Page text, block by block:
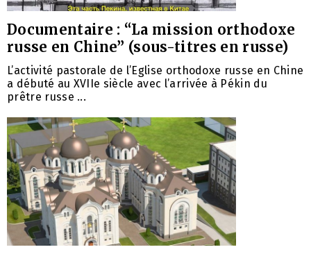
Documentaire : “La mission orthodoxe
russe en Chine” (sous-titres en russe)
L’activité pastorale de l’Eglise orthodoxe russe en Chine
a débuté au XVIIe siècle avec l’arrivée à Pékin du
prêtre russe ...